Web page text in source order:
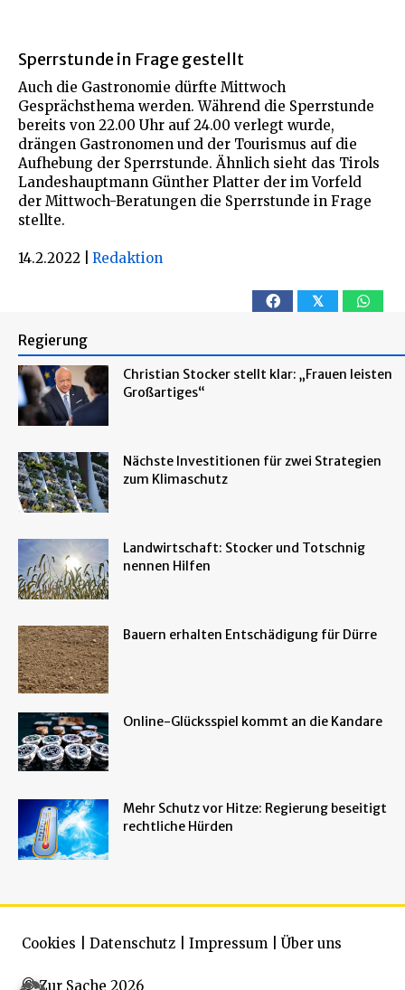
Sperrstunde in Frage gestellt
Auch die Gastronomie dürfte Mittwoch
Gesprächsthema werden. Während die Sperrstunde
bereits von 22.00 Uhr auf 24.00 verlegt wurde,
drängen Gastronomen und der Tourismus auf die
Aufhebung der Sperrstunde. Ähnlich sieht das Tirols
Landeshauptmann Günther Platter der im Vorfeld
der Mittwoch-Beratungen die Sperrstunde in Frage
stellte.
14.2.2022 Redaktion
𝕏
Regierung
Christian Stocker stellt klar: „Frauen leisten
Großartiges“
Nächste Investitionen für zwei Strategien
zum Klimaschutz
Landwirtschaft: Stocker und Totschnig
nennen Hilfen
Bauern erhalten Entschädigung für Dürre
Online-Glücksspiel kommt an die Kandare
Mehr Schutz vor Hitze: Regierung beseitigt
rechtliche Hürden
© Zur Sache 2026
Cookies Datenschutz Impressum Über uns